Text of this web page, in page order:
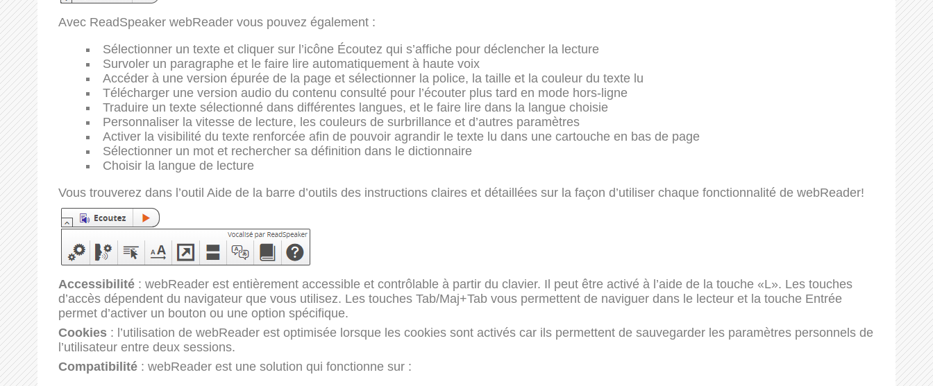
Avec ReadSpeaker webReader vous pouvez également :
Sélectionner un texte et cliquer sur l’icône Écoutez qui s’affiche pour déclencher la lecture
Survoler un paragraphe et le faire lire automatiquement à haute voix
Accéder à une version épurée de la page et sélectionner la police, la taille et la couleur du texte lu
Télécharger une version audio du contenu consulté pour l’écouter plus tard en mode hors-ligne
Traduire un texte sélectionné dans différentes langues, et le faire lire dans la langue choisie
Personnaliser la vitesse de lecture, les couleurs de surbrillance et d’autres paramètres
Activer la visibilité du texte renforcée afin de pouvoir agrandir le texte lu dans une cartouche en bas de page
Sélectionner un mot et rechercher sa définition dans le dictionnaire
Choisir la langue de lecture
Vous trouverez dans l’outil Aide de la barre d’outils des instructions claires et détaillées sur la façon d’utiliser chaque fonctionnalité de webReader!
Accessibilité: webReader est entièrement accessible et contrôlable à partir du clavier. Il peut être activé à l’aide de la touche «L». Les touches
d’accès dépendent du navigateur que vous utilisez. Les touches Tab/Maj+Tab vous permettent de naviguer dans le lecteur et la touche Entrée
permet d’activer un bouton ou une option spécifique.
Cookies: l’utilisation de webReader est optimisée lorsque les cookies sont activés car ils permettent de sauvegarder les paramètres personnels de
l’utilisateur entre deux sessions.
Compatibilité: webReader est une solution qui fonctionne sur :